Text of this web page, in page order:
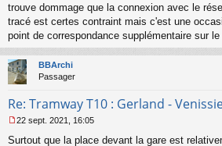
s
g
n
o
u
trouve dommage que la connexion avec le
tracé est certes contraint mais c'est une
point de correspondance supplémentaire sur le
BBArchi
Passager
Re: Tramway T10 : Gerland -
e
22 sept. 2021, 16:05
Surtout que la place devant la gare est